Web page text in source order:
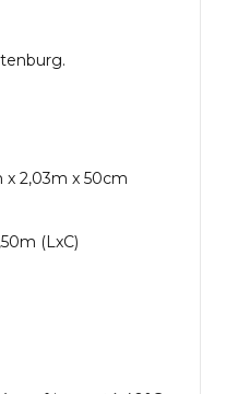
x 2,03m x 50cm
(LxC)